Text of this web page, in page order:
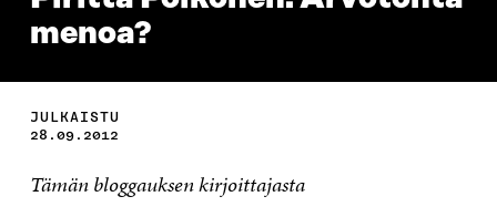
menoa?
JULKAISTU
28.09.2012
Tämän bloggauksen kirjoittajasta